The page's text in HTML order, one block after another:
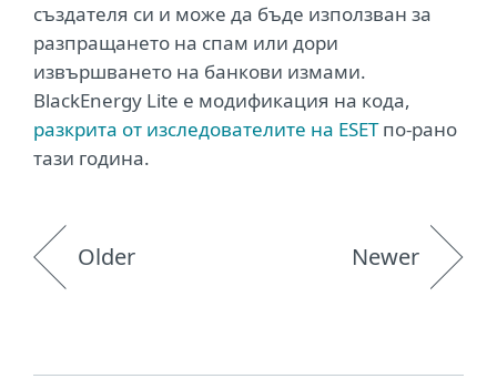
създателя си и може да бъде използван за
разпращането на спам или дори
извършването на банкови измами.
BlackEnergy Lite е модификация на кода,
разкрита от изследователите на ESETпо-рано
тази година.
Older Newer